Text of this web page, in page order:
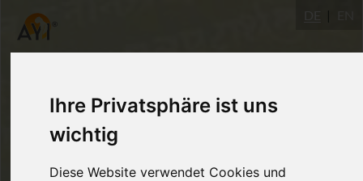
Ihre Privatsphäre ist uns
wichtig
Diese Website verwendet Cookies und